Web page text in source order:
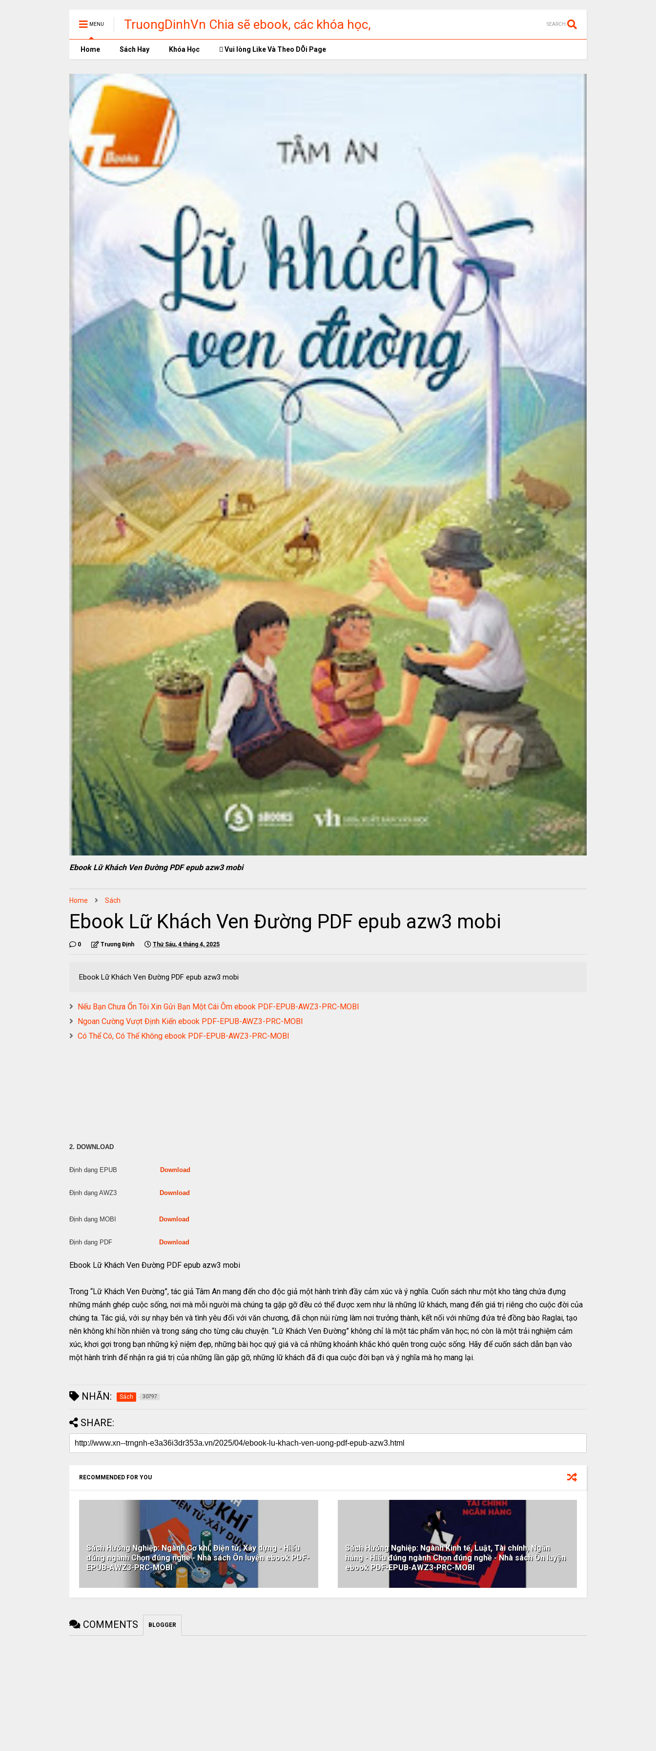
MENU
TruongDinhVn Chia sẽ ebook, các khóa học,
phần mềm học tập miễn phí
SEARCH
Home Sách Hay Khóa Học Vui lòng Like Và Theo DÕi Page
Ebook Lữ Khách Ven Đường PDF epub azw3 mobi
Home Sách
Ebook Lữ Khách Ven Đường PDF epub azw3 mobi
0 Trương Định Thứ Sáu, 4 tháng 4, 2025
Ebook Lữ Khách Ven Đường PDF epub azw3 mobi
Nếu Bạn Chưa Ổn Tôi Xin Gửi Bạn Một Cái Ôm ebook PDF-EPUB-AWZ3-PRC-MOBI
Ngoan Cường Vượt Định Kiến ebook PDF-EPUB-AWZ3-PRC-MOBI
Có Thể Có, Có Thể Không ebook PDF-EPUB-AWZ3-PRC-MOBI
2. DOWNLOAD
Định dạng EPUB Download
Định dạng AWZ3 Download
Định dạng MOBI Download
Định dạng PDF Download
Ebook Lữ Khách Ven Đường PDF epub azw3 mobi
Trong “Lữ Khách Ven Đường”, tác giả Tâm An mang đến cho độc giả một hành trình đầy cảm xúc và ý nghĩa. Cuốn sách như một kho tàng chứa đựng
những mảnh ghép cuộc sống, nơi mà mỗi người mà chúng ta gặp gỡ đều có thể được xem như là những lữ khách, mang đến giá trị riêng cho cuộc đời của
chúng ta. Tác giả, với sự nhạy bén và tình yêu đối với văn chương, đã chọn núi rừng làm nơi trưởng thành, kết nối với những đứa trẻ đồng bào Raglai, tạo
nên không khí hồn nhiên và trong sáng cho từng câu chuyện. “Lữ Khách Ven Đường” không chỉ là một tác phẩm văn học; nó còn là một trải nghiệm cảm
xúc, khơi gợi trong bạn những kỷ niệm đẹp, những bài học quý giá và cả những khoảnh khắc khó quên trong cuộc sống. Hãy để cuốn sách dẫn bạn vào
một hành trình để nhận ra giá trị của những lần gặp gỡ, những lữ khách đã đi qua cuộc đời bạn và ý nghĩa mà họ mang lại.
NHÃN: Sách 30797
SHARE:
RECOMMENDED FOR YOU
Sách Hướng Nghiệp: Ngành Cơ khí, Điện tử, Xây dựng - Hiểu
đúng ngành Chọn đúng nghề - Nhà sách Ôn luyện ebook PDF-
EPUB-AWZ3-PRC-MOBI
Sách Hướng Nghiệp: Ngành Kinh tế, Luật, Tài chính, Ngân
hàng - Hiểu đúng ngành Chọn đúng nghề - Nhà sách Ôn luyện
ebook PDF-EPUB-AWZ3-PRC-MOBI
COMMENTS BLOGGER